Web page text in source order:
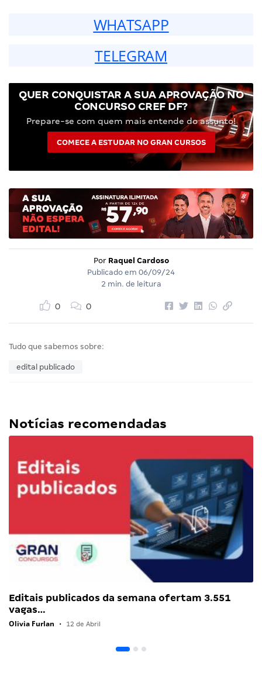
WHATSAPP
TELEGRAM
QUER CONQUISTAR A SUA APROVAÇÃO NO
CONCURSO CREF DF?
Prepare-se com quem mais entende do assunto!
COMECE A ESTUDAR NO GRAN CURSOS
Por Raquel Cardoso
Publicado em 06/09/24
2 min. de leitura
0 0
Tudo que sabemos sobre:
edital publicado
Notícias recomendadas
Editais publicados da semana ofertam 3.551
vagas…
Olivia Furlan • 12 de Abril